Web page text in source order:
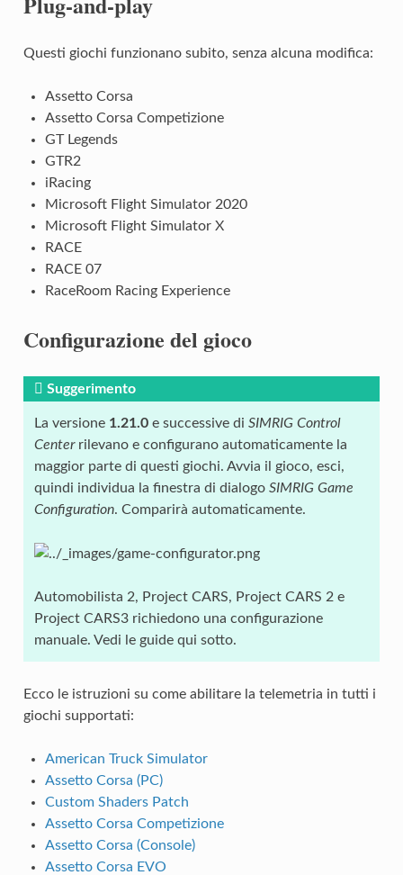
Questi giochi funzionano subito, senza alcuna modifica:
Assetto Corsa
Assetto Corsa Competizione
GT Legends
GTR2
iRacing
Microsoft Flight Simulator 2020
Microsoft Flight Simulator X
RACE
RACE 07
RaceRoom Racing Experience
Configurazione del gioco
Suggerimento
La versione 1.21.0e successive di SIMRIG Control
Centerrilevano e configurano automaticamente la
maggior parte di questi giochi. Avvia il gioco, esci,
quindi individua la finestra di dialogo SIMRIG Game
Configuration. Comparirà automaticamente.
Automobilista 2, Project CARS, Project CARS 2 e
Project CARS3 richiedono una configurazione
manuale. Vedi le guide qui sotto.
Ecco le istruzioni su come abilitare la telemetria in tutti i
giochi supportati:
American Truck Simulator
Assetto Corsa (PC)
Custom Shaders Patch
Assetto Corsa Competizione
Assetto Corsa (Console)
Assetto Corsa EVO